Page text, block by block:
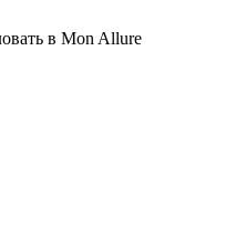
в Mon Allure